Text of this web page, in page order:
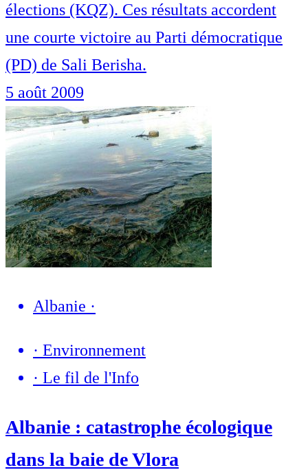
élections (KQZ). Ces résultats accordent
une courte victoire au Parti démocratique
(PD) de Sali Berisha.
5 août 2009
Albanie ·
· Environnement
· Le fil de l'Info
Albanie : catastrophe écologique
dans la baie de Vlora